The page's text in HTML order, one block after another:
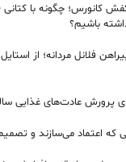
باشیم؟
فلانل مردانه؛ از
که اعتماد می‌سازند و